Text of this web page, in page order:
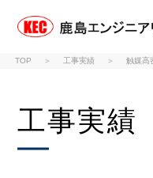
TOP 工事実績 触媒高
工事実績